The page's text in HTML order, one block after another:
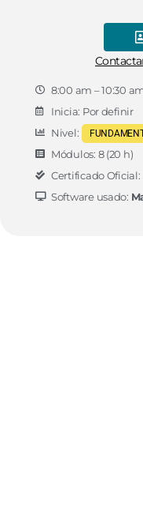
8:00 am – 10:30
Inicia: Por definir
Nivel:
Módulos: 8 (20 h)
Certificado Oficial:
Software usado: